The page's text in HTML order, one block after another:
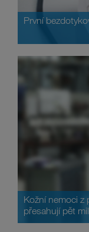
První
Kožní nemoci z
přesahují pět